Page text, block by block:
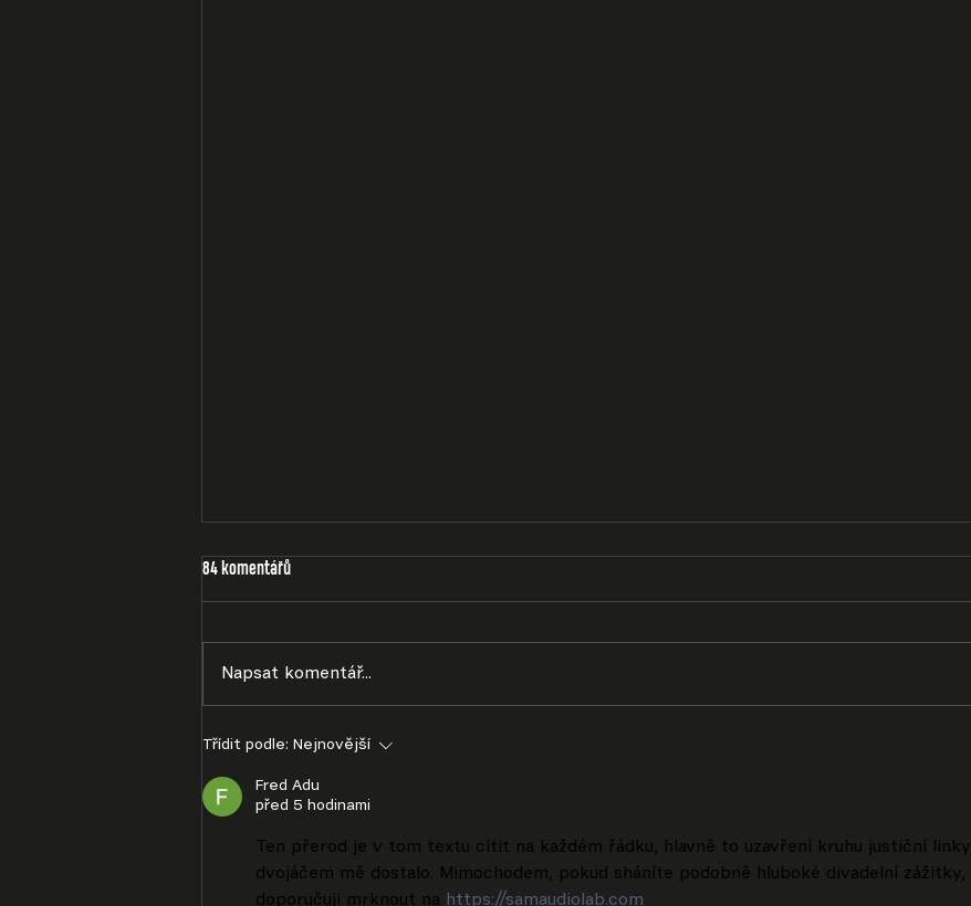
84 komentářů
Napsat komentář...
Třídit podle: Nejnovější
Fred Adu
před 5 hodinami
Ten přerod je v tom textu cítit na každém řádku, hlavně to uzavření kruhu justiční linky
dvojáčem mě dostalo. Mimochodem, pokud sháníte podobně hluboké divadelní zážitky,
doporučuji mrknout na https://samaudiolab.com